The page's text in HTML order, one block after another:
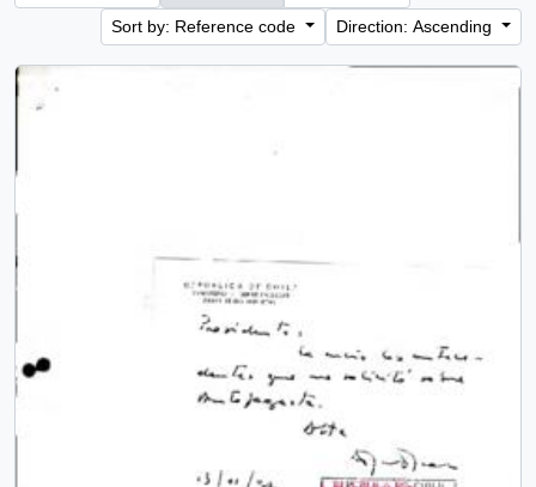
Sort by: Reference code
Direction: Ascending